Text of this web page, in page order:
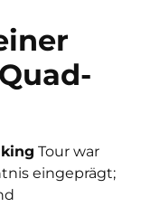
Tour war
eingeprägt;